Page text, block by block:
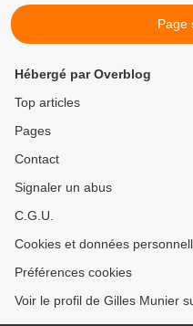
Page
Hébergé par Overblog
Top articles
Pages
Contact
Signaler un abus
C.G.U.
Cookies et données
Préférences cookies
Voir le profil de Gilles Munier